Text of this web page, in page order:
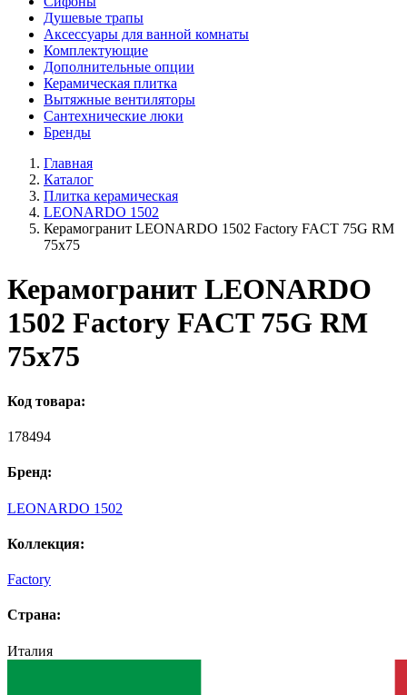
Душевые трапы
Аксессуары для ванной комнаты
Комплектующие
Дополнительные опции
Керамическая плитка
Вытяжные вентиляторы
Сантехнические люки
Бренды
Главная
Каталог
Плитка керамическая
LEONARDO 1502
Керамогранит LEONARDO 1502 Factory FACT 75G RM
75x75
Керамогранит LEONARDO
1502 Factory FACT 75G RM
75x75
Код товара:
178494
Бренд:
LEONARDO 1502
Коллекция:
Factory
Страна:
Италия